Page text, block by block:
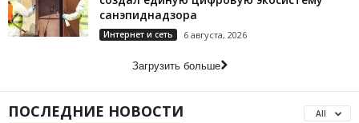
санэпиднадзора
Интернет и сеть 6 августа, 2026
Загрузить больше
ПОСЛЕДНИЕ НОВОСТИ All